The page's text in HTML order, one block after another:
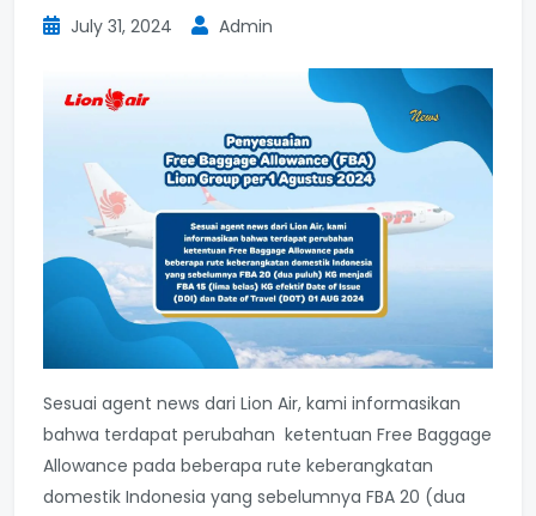
July 31, 2024 Admin
Sesuai agent news dari Lion Air, kami informasikan
bahwa terdapat perubahan ketentuan Free Baggage
Allowance pada beberapa rute keberangkatan
domestik Indonesia yang sebelumnya FBA 20 (dua